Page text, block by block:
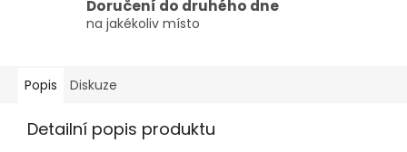
Doručení do druhého dne
na jakékoliv místo
Popis Diskuze
Detailní popis produktu